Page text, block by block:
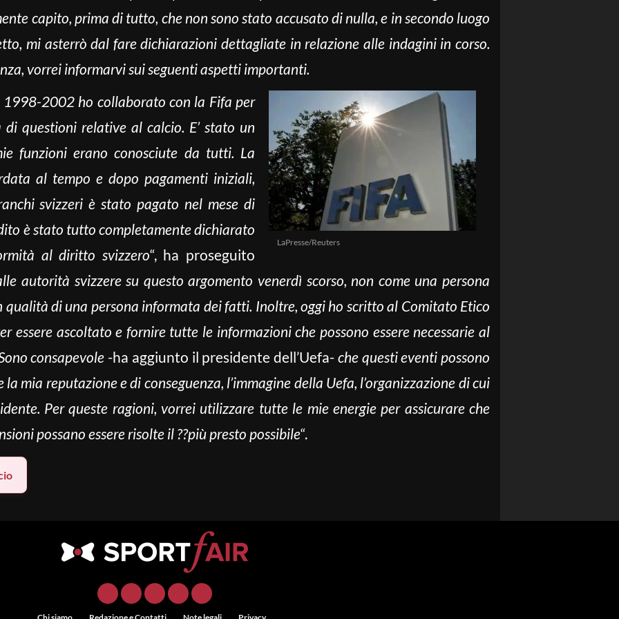
capito, prima di tutto, che non sono stato accusato di nulla, e in secondo luogo
mi asterrò dal fare dichiarazioni dettagliate in relazione alle indagini in corso.
vorrei informarvi sui seguenti aspetti importanti.
LaPresse/Reuters
2002 ho collaborato con la Fifa per
questioni relative al calcio. E’ stato un
funzioni erano conosciute da tutti. La
al tempo e dopo pagamenti iniziali,
svizzeri è stato pagato nel mese di
è stato tutto completamente dichiarato
al diritto svizzero“, ha proseguito
autorità svizzere su questo argomento venerdì scorso, non come una persona
qualità di una persona informata dei fatti. Inoltre, oggi ho scritto al Comitato Etico
essere ascoltato e fornire tutte le informazioni che possono essere necessarie al
consapevole -ha aggiunto il presidente dell’Uefa- che questi eventi possono
mia reputazione e di conseguenza, l’immagine della Uefa, l’organizzazione di cui
Per queste ragioni, vorrei utilizzare tutte le mie energie per assicurare che
possano essere risolte il ??più presto possibile“.